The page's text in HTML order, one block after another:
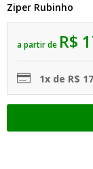
Ziper Rubinho
a partir de R$
1x de R$